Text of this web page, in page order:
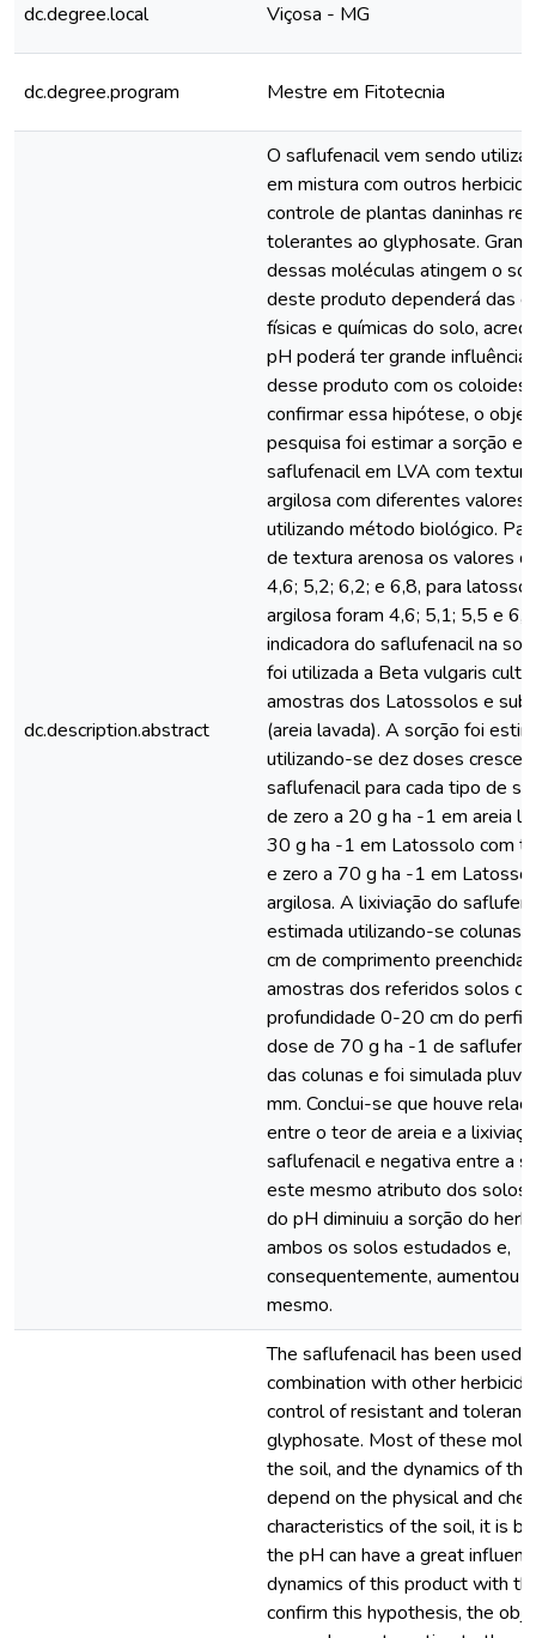
dc.degree.local Viçosa - MG
dc.degree.program Mestre em Fitotecnia
dc.description.abstract
O saflufenacil vem sendo
em mistura com outros
controle de plantas daninhas
tolerantes ao glyphosate.
dessas moléculas atingem o
deste produto dependerá das
físicas e químicas do solo,
pH poderá ter grande influência
desse produto com os coloides.
confirmar essa hipótese, o
pesquisa foi estimar a sorção e
saflufenacil em LVA com
argilosa com diferentes valores
utilizando método biológico.
de textura arenosa os valores
4,6; 5,2; 6,2; e 6,8, para
argilosa foram 4,6; 5,1; 5,5 e
indicadora do saflufenacil na
foi utilizada a Beta vulgaris
amostras dos Latossolos e
(areia lavada). A sorção foi
utilizando-se dez doses
saflufenacil para cada tipo de
de zero a 20 g ha -1 em areia
30 g ha -1 em Latossolo com
e zero a 70 g ha -1 em
argilosa. A lixiviação do
estimada utilizando-se colunas
cm de comprimento
amostras dos referidos solos
profundidade 0-20 cm do
dose de 70 g ha -1 de
das colunas e foi simulada
mm. Conclui-se que houve
entre o teor de areia e a
saflufenacil e negativa entre a
este mesmo atributo dos solos.
do pH diminuiu a sorção do
ambos os solos estudados e,
consequentemente, aumentou
mesmo.
The saflufenacil has been used
combination with other
control of resistant and
glyphosate. Most of these
the soil, and the dynamics of
depend on the physical and
characteristics of the soil, it is
the pH can have a great
dynamics of this product with
confirm this hypothesis, the